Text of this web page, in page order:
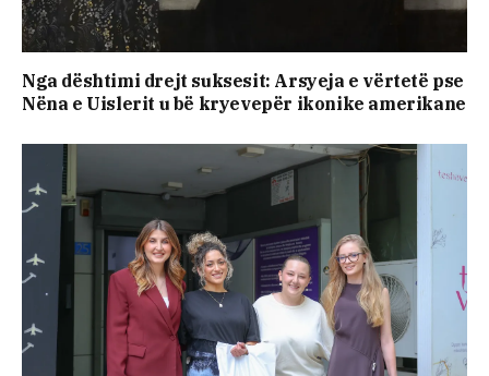
Nga dështimi drejt suksesit: Arsyeja e vërtetë pse
Nëna e Uislerit u bë kryevepër ikonike amerikane